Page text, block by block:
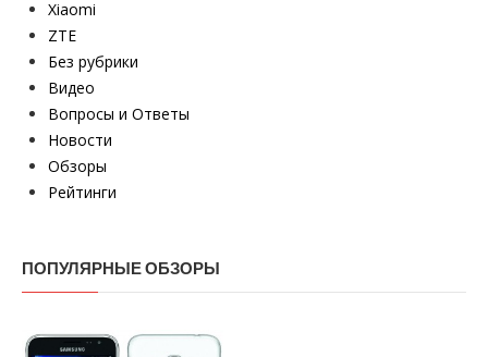
Xiaomi
ZTE
Без рубрики
Видео
Вопросы и Ответы
Новости
Обзоры
Рейтинги
ПОПУЛЯРНЫЕ ОБЗОРЫ